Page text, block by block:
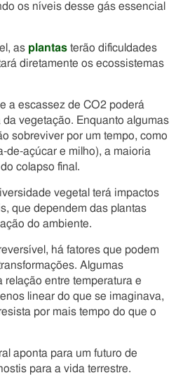
os níveis desse gás essencial
as plantas terão dificuldades
diretamente os ecossistemas
a escassez de CO2 poderá
da vegetação. Enquanto algumas
sobreviver por um tempo, como
de-açúcar e milho), a maioria
colapso final.
vegetal terá impactos
que dependem das plantas
do ambiente.
há fatores que podem
Algumas
entre temperatura e
linear do que se imaginava,
por mais tempo do que o
aponta para um futuro de
para a vida terrestre.